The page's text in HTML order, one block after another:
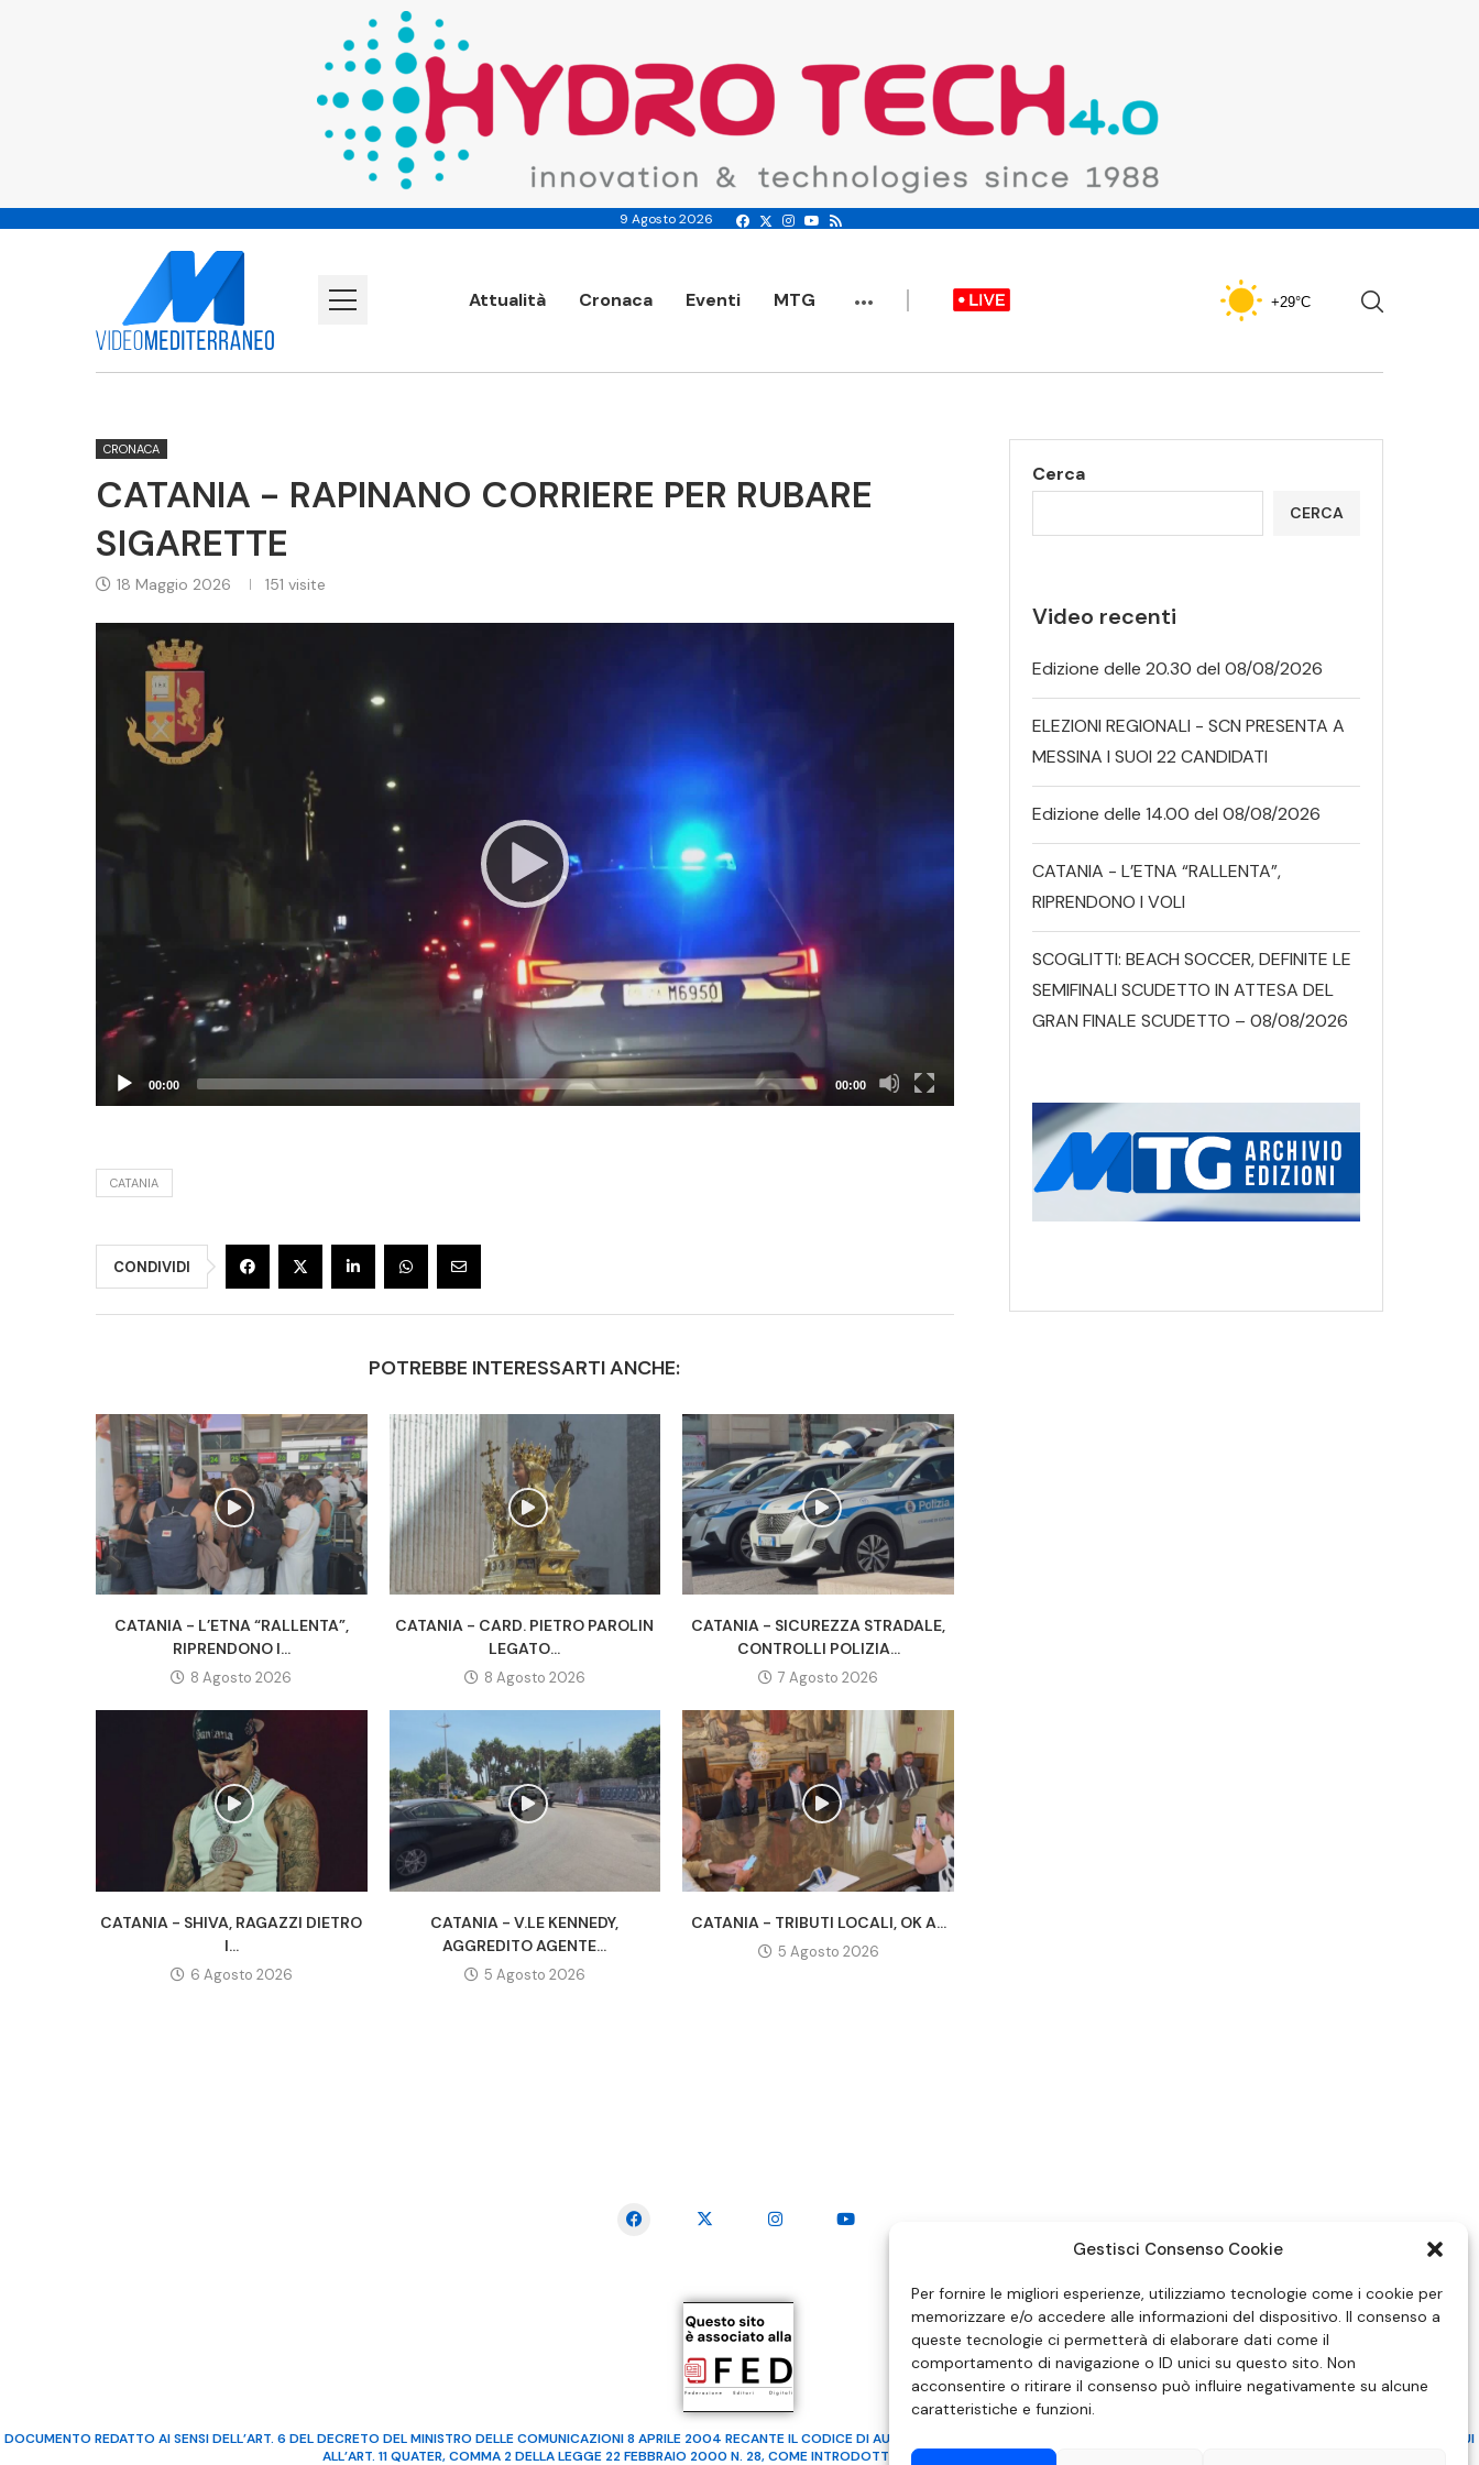
Gestisci Consenso Cookie
Per fornire le migliori esperienze, utilizziamo tecnologie come i cookie per
memorizzare e/o accedere alle informazioni del dispositivo. Il consenso a
queste tecnologie ci permetterà di elaborare dati come il
comportamento di navigazione o ID unici su questo sito. Non
acconsentire o ritirare il consenso può influire negativamente su alcune
caratteristiche e funzioni.
9 Agosto 2026
Attualità Cronaca Eventi MTG ... +29°C
CRONACA
CATANIA - RAPINANO CORRIERE PER RUBARE
SIGARETTE
18 Maggio 2026 151 visite
00:00 00:00
CATANIA
CONDIVIDI
POTREBBE INTERESSARTI ANCHE:
CATANIA - L’ETNA “RALLENTA”,
RIPRENDONO I...
8 Agosto 2026
CATANIA - CARD. PIETRO PAROLIN
LEGATO...
8 Agosto 2026
CATANIA - SICUREZZA STRADALE,
CONTROLLI POLIZIA...
7 Agosto 2026
CATANIA - SHIVA, RAGAZZI DIETRO
I...
6 Agosto 2026
CATANIA - V.LE KENNEDY,
AGGREDITO AGENTE...
5 Agosto 2026
CATANIA - TRIBUTI LOCALI, OK A...
5 Agosto 2026
Cerca
CERCA
Video recenti
Edizione delle 20.30 del 08/08/2026
ELEZIONI REGIONALI - SCN PRESENTA A
MESSINA I SUOI 22 CANDIDATI
Edizione delle 14.00 del 08/08/2026
CATANIA - L’ETNA “RALLENTA”,
RIPRENDONO I VOLI
SCOGLITTI: BEACH SOCCER, DEFINITE LE
SEMIFINALI SCUDETTO IN ATTESA DEL
GRAN FINALE SCUDETTO – 08/08/2026
DOCUMENTO REDATTO AI SENSI DELL’ART. 6 DEL DECRETO DEL MINISTRO DELLE COMUNICAZIONI 8 APRILE 2004 RECANTE IL CODICE DI AUTOREGOLAMENTAZIONE IN MATERIA DI ATTUAZIONE DEL PRINCIPIO DEL PLURALISMO, DI CUI
ALL’ART. 11 QUATER, COMMA 2 DELLA LEGGE 22 FEBBRAIO 2000 N. 28, COME INTRODOTTO DALLA LEGGE 6 NOVEMBRE 2003, N. 313